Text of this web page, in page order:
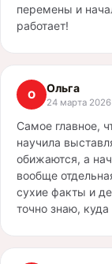
перемены и
работает!
О Ольга
24 марта 2026
Самое главное,
научила
обижаются, а
вообще
сухие факты и
точно знаю,